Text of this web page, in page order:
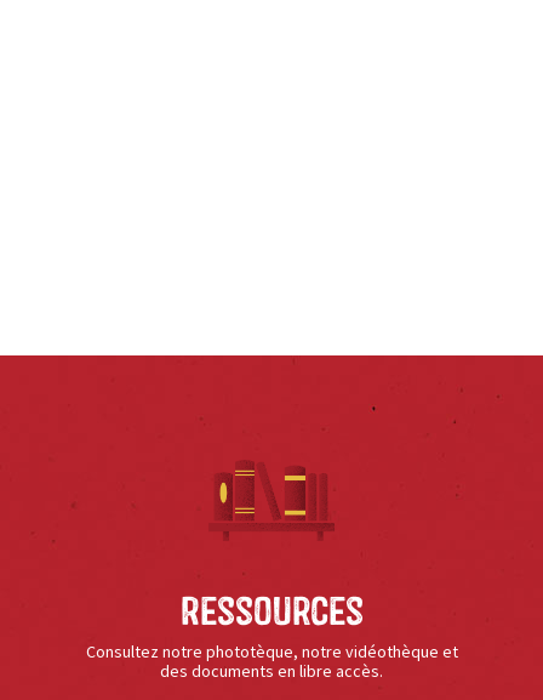
Ressources
Consultez notre phototèque, notre vidéothèque et
des documents en libre accès.